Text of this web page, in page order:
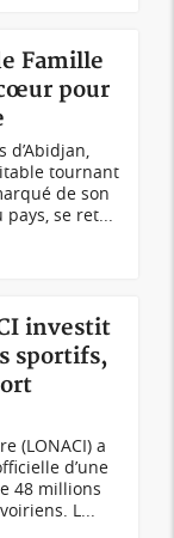
Famille
pour
d’Abidjan,
tournant
de son
se ret...
investit
sportifs,
(LONACI) a
d’une
48 millions
L...